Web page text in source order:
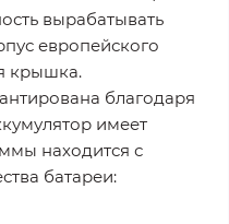
вырабатывать
европейского
крышка.
благодаря
имеет
находится с
батареи: